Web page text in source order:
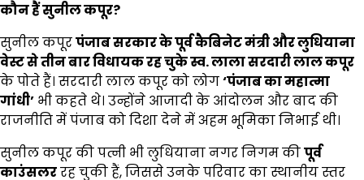
कौन हैं सुनील कपूर?
सुनील कपूरपंजाब सरकार के पूर्व कैबिनेट मंत्री और लुधियाना
वेस्ट से तीन बार विधायक रह चुके स्व. लाला सरदारी लाल कपूर
के पोते हैं। सरदारी लाल कपूर को लोग‘पंजाब का महात्मा
गांधी’ भी कहते थे। उन्होंने आजादी के आंदोलन और बाद की
राजनीति में पंजाब को दिशा देने में अहम भूमिका निभाई थी।
सुनील कपूर की पत्नी भी लुधियाना नगर निगम कीपूर्व
काउंसलररह चुकी हैं, जिससे उनके परिवार का स्थानीय स्तर